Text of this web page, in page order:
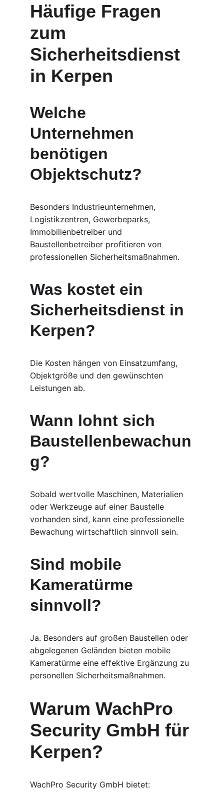
Häufige Fragen
zum
Sicherheitsdienst
in Kerpen
Welche
Unternehmen
benötigen
Objektschutz?
Besonders Industrieunternehmen,
Logistikzentren, Gewerbeparks,
Immobilienbetreiber und
Baustellenbetreiber profitieren von
professionellen Sicherheitsmaßnahmen.
Was kostet ein
Sicherheitsdienst in
Kerpen?
Die Kosten hängen von Einsatzumfang,
Objektgröße und den gewünschten
Leistungen ab.
Wann lohnt sich
Baustellenbewachun
g?
Sobald wertvolle Maschinen, Materialien
oder Werkzeuge auf einer Baustelle
vorhanden sind, kann eine professionelle
Bewachung wirtschaftlich sinnvoll sein.
Sind mobile
Kameratürme
sinnvoll?
Ja. Besonders auf großen Baustellen oder
abgelegenen Geländen bieten mobile
Kameratürme eine effektive Ergänzung zu
personellen Sicherheitsmaßnahmen.
Warum WachPro
Security GmbH für
Kerpen?
WachPro Security GmbH bietet: